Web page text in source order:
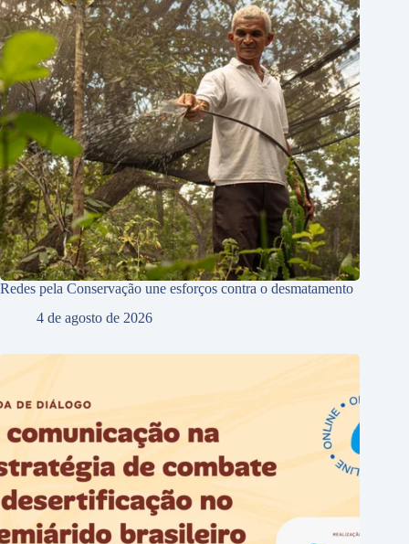
Redes pela Conservação une esforços contra o desmatamento
4 de agosto de 2026